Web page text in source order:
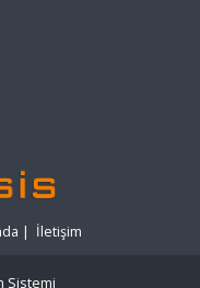
| İletişim
Sistemi